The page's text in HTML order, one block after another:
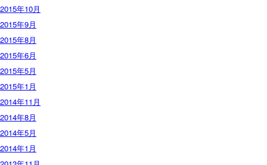
2015年10月
2015年9月
2015年8月
2015年6月
2015年5月
2015年1月
2014年11月
2014年8月
2014年5月
2014年1月